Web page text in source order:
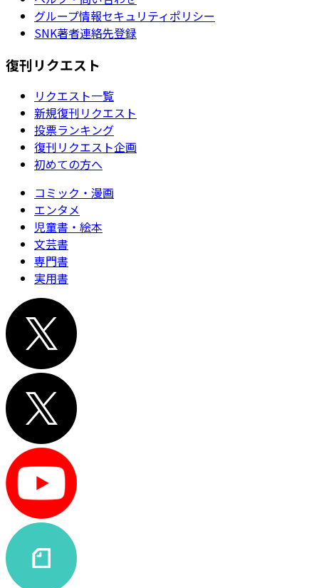
グループ情報セキュリティポリシー
SNK著者連絡先登録
復刊リクエスト
リクエスト一覧
新規復刊リクエスト
投票ランキング
復刊リクエスト企画
初めての方へ
コミック・漫画
エンタメ
児童書・絵本
文芸書
専門書
実用書